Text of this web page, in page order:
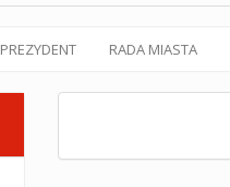
PREZYDENT RADA MIASTA